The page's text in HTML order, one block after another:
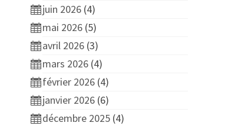
juin 2026(4)
mai 2026(5)
avril 2026(3)
mars 2026(4)
février 2026(4)
janvier 2026(6)
décembre 2025(4)